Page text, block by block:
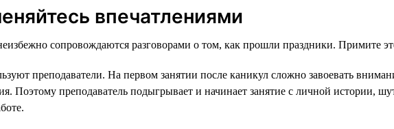
впечатлениями
сопровождаются разговорами о том, как прошли праздники. Примите
преподаватели. На первом занятии после каникул сложно завоевать
Поэтому преподаватель подыгрывает и начинает занятие с личной истории,